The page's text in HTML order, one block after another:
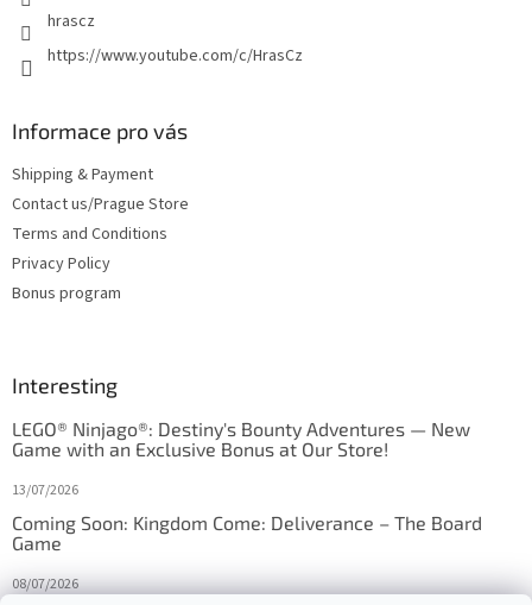
hrascz
https://www.youtube.com/c/HrasCz
Informace pro vás
Shipping & Payment
Contact us/Prague Store
Terms and Conditions
Privacy Policy
Bonus program
Interesting
LEGO® Ninjago®: Destiny's Bounty Adventures — New
Game with an Exclusive Bonus at Our Store!
13/07/2026
Coming Soon: Kingdom Come: Deliverance – The Board
Game
08/07/2026